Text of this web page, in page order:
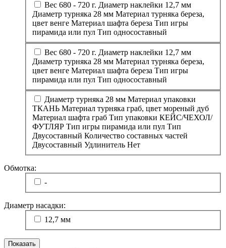
Вес 680 - 720 г. Диаметр наклейки 12,7 мм
Диаметр турняка 28 мм Материал турняка береза,
цвет венге Материал шафта береза Тип игры
пирамида или пул Тип односоставный
Вес 680 - 720 г. Диаметр наклейки 12,7 мм
Диаметр турняка 28 мм Материал турняка береза,
цвет венге Материал шафта береза Тип игры
пирамида или пул Тип односоставный
Диаметр турняка 28 мм Материал упаковки
ТКАНЬ Материал турняка граб, цвет мореный дуб
Материал шафта граб Тип упаковки КЕЙС/ЧЕХОЛ/
ФУТЛЯР Тип игры пирамида или пул Тип
Двусоставный Количество составных частей
Двусоставный Удлинитель Нет
Обмотка:
-
Диаметр насадки:
12,7 мм